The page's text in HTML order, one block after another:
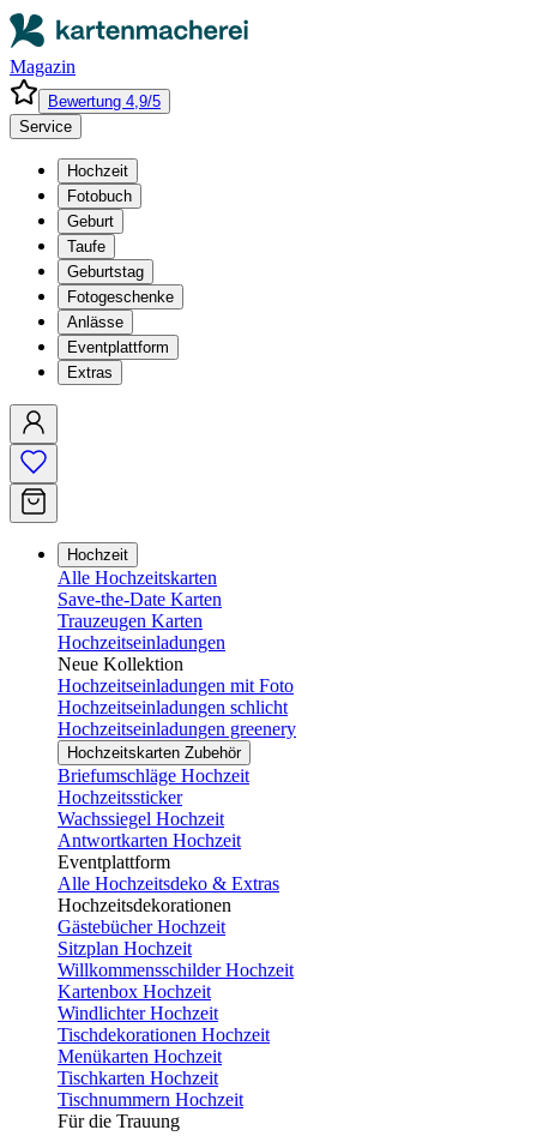
Magazin
Bewertung 4,9/5
Service
Hochzeit
Fotobuch
Geburt
Taufe
Geburtstag
Fotogeschenke
Anlässe
Eventplattform
Extras
Hochzeit
Alle Hochzeitskarten
Save-the-Date Karten
Trauzeugen Karten
Hochzeitseinladungen
Neue Kollektion
Hochzeitseinladungen mit Foto
Hochzeitseinladungen schlicht
Hochzeitseinladungen greenery
Hochzeitskarten Zubehör
Briefumschläge Hochzeit
Hochzeitssticker
Wachssiegel Hochzeit
Antwortkarten Hochzeit
Eventplattform
Alle Hochzeitsdeko & Extras
Hochzeitsdekorationen
Gästebücher Hochzeit
Sitzplan Hochzeit
Willkommensschilder Hochzeit
Kartenbox Hochzeit
Windlichter Hochzeit
Tischdekorationen Hochzeit
Menükarten Hochzeit
Tischkarten Hochzeit
Tischnummern Hochzeit
Für die Trauung